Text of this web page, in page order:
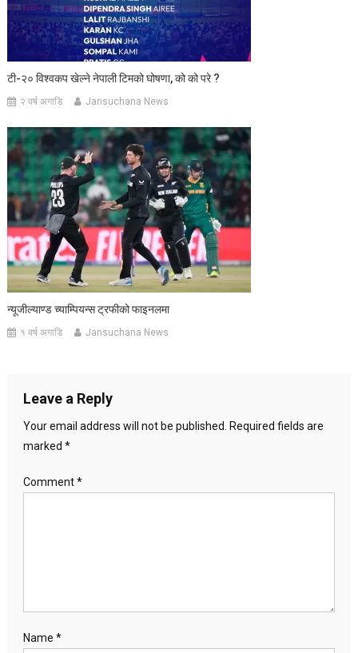
टी-२० विश्वकप खेल्ने नेपाली टिमको घोषणा, को को परे ?
२ वर्ष अगाडि Jansuchana News
न्यूजील्याण्ड च्याम्पियन्स ट्रफीको फाइनलमा
१ वर्ष अगाडि Jansuchana News
Leave a Reply
Your email address will not be published. Required fields are
marked *
Comment*
Name *